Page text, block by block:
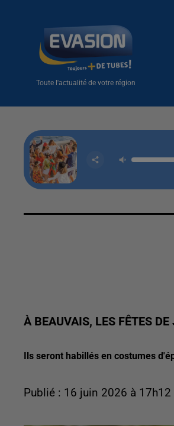
Toute l'actualité de votre région
À BEAUVAIS, LES FÊTES
Ils seront habillés en costumes
Publié : 16 juin 2026 à 17h12